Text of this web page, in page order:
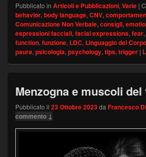
Pubblicato in Articoli e Pubblicazioni, Varie |
behavior, body language, CNV,
Comunicazione Non Verbale, consigli,
espressioni facciali, facial expressions, fear,
function, funzione, LDC, Linguaggio del Corpo
paura, psicologia, psychology, tips, trigger |
Menzogna e muscoli
Pubblicato il 23 Ottobre 2023da Francesco
commento ↓